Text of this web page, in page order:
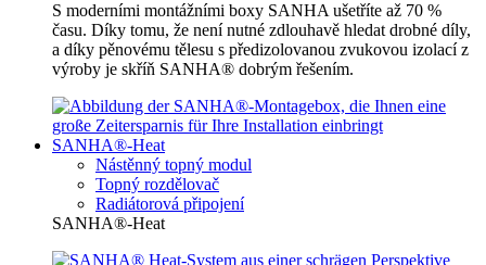
S moderními montážními boxy SANHA ušetříte až 70 %
času. Díky tomu, že není nutné zdlouhavě hledat drobné díly,
a díky pěnovému tělesu s předizolovanou zvukovou izolací z
výroby je skříň SANHA® dobrým řešením.
SANHA®-Heat
Nástěnný topný modul
Topný rozdělovač
Radiátorová připojení
SANHA®-Heat